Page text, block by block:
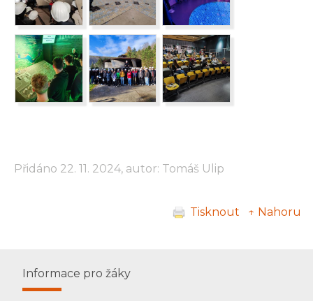
Přidáno 22. 11. 2024, autor: Tomáš Ulip
Tisknout ↑ Nahoru
Informace pro žáky